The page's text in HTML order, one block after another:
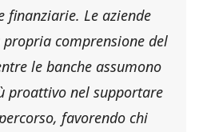
finanziarie. Le aziende
comprensione del
le banche assumono
proattivo nel supportare
favorendo chi